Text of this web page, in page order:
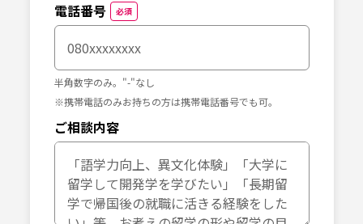
電話番号 必須
半角数字のみ。"-"なし
※携帯電話のみお持ちの方は携帯電話番号でも可。
ご相談内容